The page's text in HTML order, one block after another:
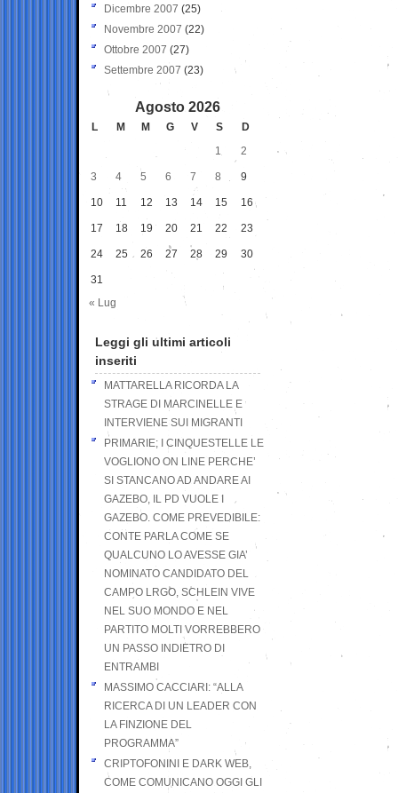
Dicembre 2007 (25)
Novembre 2007 (22)
Ottobre 2007 (27)
Settembre 2007 (23)
Agosto 2026
L M M G V S
D
1
2
3 4 5 6 7 8 9
10 11 12 13 14 15 16
17 18 19 20 21 22 23
24 25 26 27 28 29 30
31
« Lug
Leggi gli ultimi articoli
inseriti
MATTARELLA RICORDA LA
STRAGE DI MARCINELLE E
INTERVIENE SUI MIGRANTI
PRIMARIE; I CINQUESTELLE LE
VOGLIONO ON LINE PERCHE’
SI STANCANO AD ANDARE AI
GAZEBO, IL PD VUOLE I
GAZEBO. COME PREVEDIBILE:
CONTE PARLA COME SE
QUALCUNO LO AVESSE GIA’
NOMINATO CANDIDATO DEL
CAMPO LRGO, SCHLEIN VIVE
NEL SUO MONDO E NEL
PARTITO MOLTI VORREBBERO
UN PASSO INDIETRO DI
ENTRAMBI
MASSIMO CACCIARI: “ALLA
RICERCA DI UN LEADER CON
LA FINZIONE DEL
PROGRAMMA”
CRIPTOFONINI E DARK WEB,
COME COMUNICANO OGGI GLI